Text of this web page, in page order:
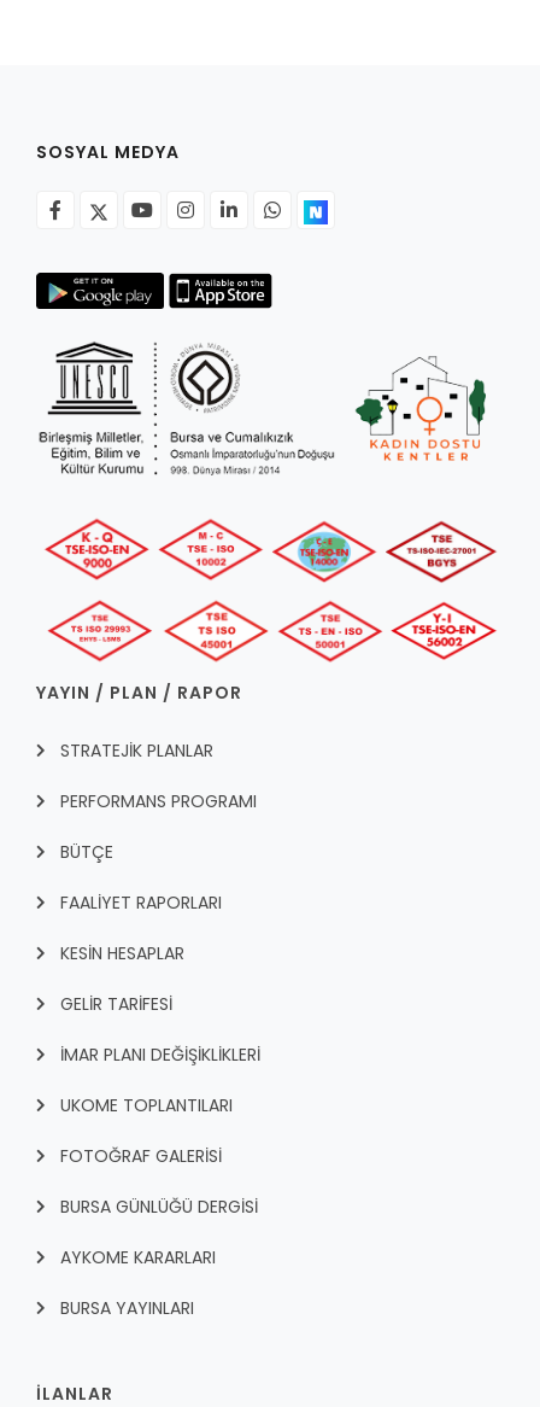
MÜHENDİS, MİMAR VE SÜRVEYAN KAYITLARI
VEFAT KAYDI GİRİŞİ (İLÇE BELEDİYELER)
GÜNLÜK KAZI ÇALIŞMALARI
SOSYAL MEDYA
YAYIN / PLAN / RAPOR
STRATEJİK PLANLAR
PERFORMANS PROGRAMI
BÜTÇE
FAALİYET RAPORLARI
KESİN HESAPLAR
GELİR TARİFESİ
İMAR PLANI DEĞİŞİKLİKLERİ
UKOME TOPLANTILARI
FOTOĞRAF GALERİSİ
BURSA GÜNLÜĞÜ DERGİSİ
AYKOME KARARLARI
BURSA YAYINLARI
İLANLAR